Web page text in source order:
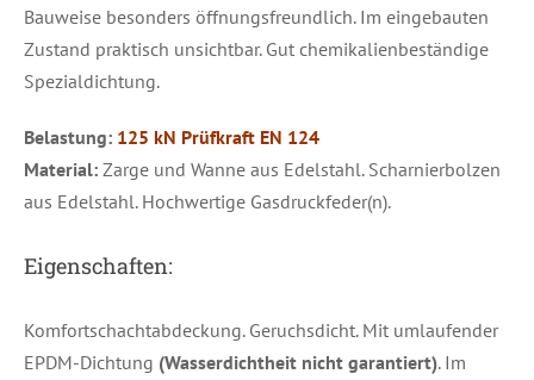
Bauweise besonders öffnungsfreundlich. Im eingebauten
Zustand praktisch unsichtbar. Gut chemikalienbeständige
Spezialdichtung.
Belastung: 125 kN Prüfkraft EN 124
Material: Zarge und Wanne aus Edelstahl. Scharnierbolzen
aus Edelstahl. Hochwertige Gasdruckfeder(n).
Eigenschaften:
Komfortschachtabdeckung. Geruchsdicht. Mit umlaufender
EPDM-Dichtung (Wasserdichtheit nicht garantiert). Im